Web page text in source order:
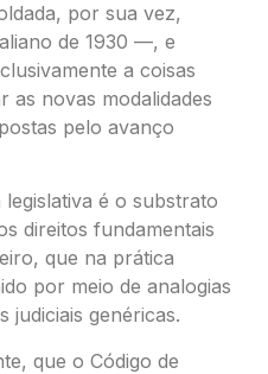
por sua vez,
de 1930 —, e
a coisas
as novas modalidades
pelo avanço
é o substrato
direitos fundamentais
que na prática
por meio de analogias
judiciais genéricas.
que o Código de